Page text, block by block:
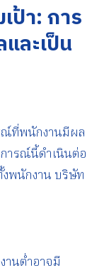
ป้า: การ
ละเป็น
ณ์ที่พนักงานมีผล
ารณ์นี้ดำเนินต่อ
งพนักงาน บริษัท
านต่ำอาจมี